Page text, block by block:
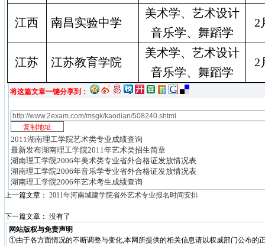
江西 南昌实验中学
美术学、艺术设计
音乐学、舞蹈学
2
江苏 江苏教育学院
美术学、艺术设计
音乐学、舞蹈学
2
将这篇文章一键分享到：
2011湖南理工学院艺术类专业成绩查询
最新发布湖南理工学院2011年艺术类招生简章
湖南理工学院2006年美术类专业省外合格证发放情况表
湖南理工学院2006年音乐学专业省外合格证发放情况表
湖南理工学院2006年艺术考生成绩查询
上一篇文章： 2011年河南城建学院省外艺术专业报名时间安排
下一篇文章： 没有了
网站版权与免责声明
①由于各方面情况的不断调整与变化,本网所提供的相关信息请以权威部门公布的